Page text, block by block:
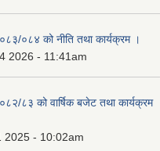
०८४ को नीति तथा कार्यक्रम ।
2026 - 11:41am
८३ को वार्षिक बजेट तथा कार्यक्रम
2025 - 10:02am